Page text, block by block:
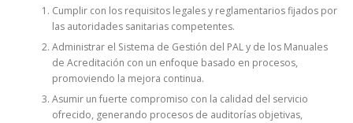
Cumplir con los requisitos legales y reglamentarios fijados por
las autoridades sanitarias competentes.
Administrar el Sistema de Gestión del PAL y de los Manuales
de Acreditación con un enfoque basado en procesos,
promoviendo la mejora continua.
Asumir un fuerte compromiso con la calidad del servicio
ofrecido, generando procesos de auditorías objetivas,